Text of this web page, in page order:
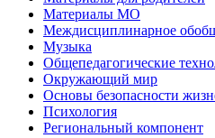
Материалы МО
Междисциплинарное
Музыка
Общепедагогические
Окружающий мир
Основы безопасности
Психология
Региональный компонент